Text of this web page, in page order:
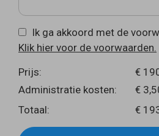
Ik ga akkoord met de
Klik hier voor de voorwaarden.
Prijs:
€
Administratie kosten:
€
Totaal:
€